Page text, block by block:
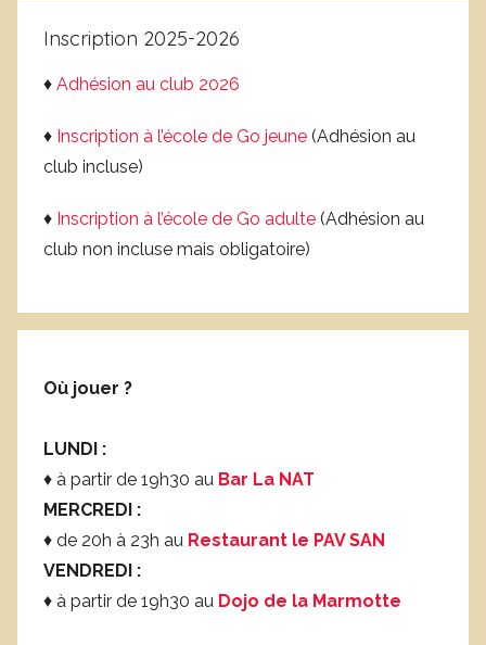
Inscription 2025-2026
♦ Adhésion au club 2026
♦ Inscription à l’école de Go jeune (Adhésion au
club incluse)
♦ Inscription à l’école de Go adulte (Adhésion au
club non incluse mais obligatoire)
Où jouer ?
LUNDI :
♦ à partir de 19h30 au Bar La NAT
MERCREDI :
♦ de 20h à 23h au Restaurant le PAV SAN
VENDREDI :
♦ à partir de 19h30 au Dojo de la Marmotte